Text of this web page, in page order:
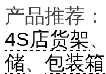
产品推荐：
4S店货架、
储、 包装箱